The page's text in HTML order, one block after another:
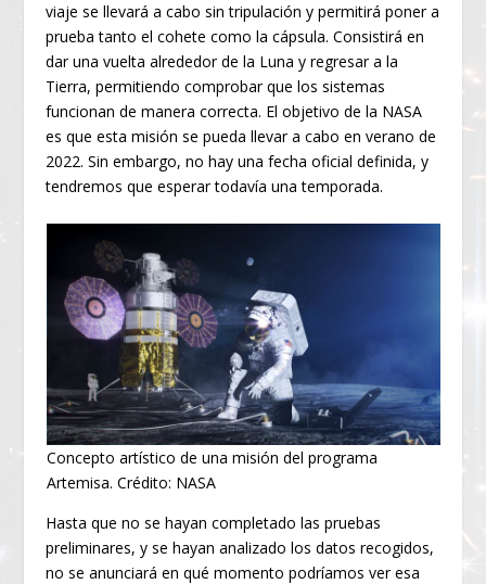
viaje se llevará a cabo sin tripulación y permitirá poner a
prueba tanto el cohete como la cápsula. Consistirá en
dar una vuelta alrededor de la Luna y regresar a la
Tierra, permitiendo comprobar que los sistemas
funcionan de manera correcta. El objetivo de la NASA
es que esta misión se pueda llevar a cabo en verano de
2022. Sin embargo, no hay una fecha oficial definida, y
tendremos que esperar todavía una temporada.
Concepto artístico de una misión del programa
Artemisa. Crédito: NASA
Hasta que no se hayan completado las pruebas
preliminares, y se hayan analizado los datos recogidos,
no se anunciará en qué momento podríamos ver esa